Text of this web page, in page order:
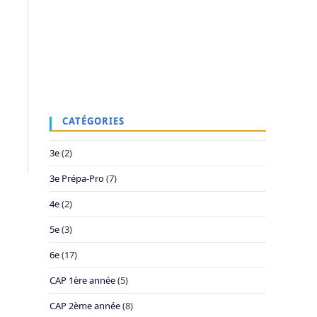
CATÉGORIES
3e(2)
3e Prépa-Pro(7)
4e(2)
5e(3)
6e(17)
CAP 1ère année(5)
CAP 2ème année(8)